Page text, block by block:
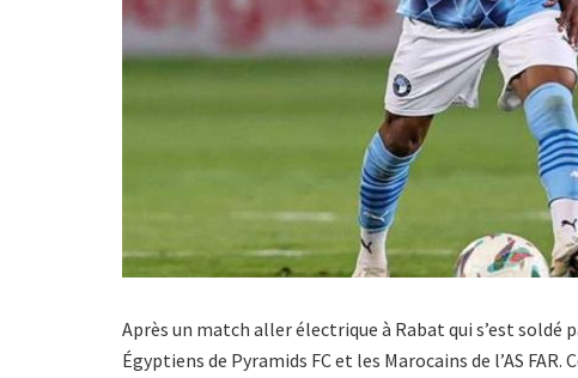
Après un match aller électrique à Rabat qui s’est
Égyptiens de Pyramids FC et les Marocains de l’AS FAR.